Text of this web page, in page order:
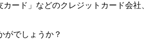
ード」などのクレジットカード会社、
がでしょうか？